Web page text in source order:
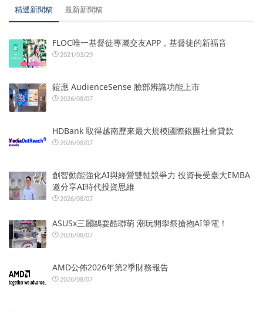
精選新聞稿 最新新聞稿
FLOC唯一基督徒專屬交友APP，基督徒的新福音
2021/03/29
鎧應 AudienceSense 臉部辨識功能上市
2026/08/07
HDBank 取得越南歷來最大規模國際銀團社會貸款
2026/08/07
創智動能強化AI與經營雙軸競爭力 投資長受臺大EMBA
邀分享AI時代投資思維
2026/08/07
ASUSx三麗鷗耍酷聯萌 潮玩開學祭搶抱AI筆電！
2026/08/07
AMD公佈2026年第2季財務報告
2026/08/07